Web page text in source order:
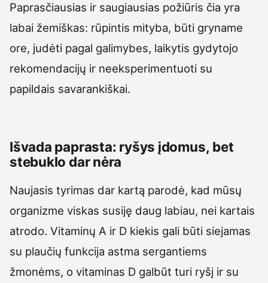
Paprasčiausias ir saugiausias požiūris čia yra
labai žemiškas: rūpintis mityba, būti gryname
ore, judėti pagal galimybes, laikytis gydytojo
rekomendacijų ir neeksperimentuoti su
papildais savarankiškai.
Išvada paprasta: ryšys įdomus, bet
stebuklo dar nėra
Naujasis tyrimas dar kartą parodė, kad mūsų
organizme viskas susiję daug labiau, nei kartais
atrodo. Vitaminų A ir D kiekis gali būti siejamas
su plaučių funkcija astma sergantiems
žmonėms, o vitaminas D galbūt turi ryšį ir su